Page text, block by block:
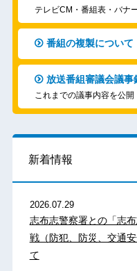
テレビCM・番組表・バナ
番組の複製について
放送番組審議会議事
これまでの議事内容を公開
新着情報
2026.07.29
志布志警察署との「志
戦（防犯、防災、交通
て